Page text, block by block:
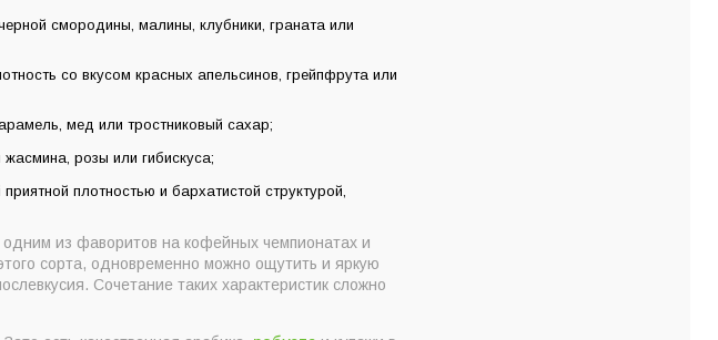
смородины, малины, клубники, граната или
со вкусом красных апельсинов, грейпфрута или
мед или тростниковый сахар;
розы или гибискуса;
плотностью и бархатистой структурой,
из фаворитов на кофейных чемпионатах и
сорта, одновременно можно ощутить и яркую
Сочетание таких характеристик сложно